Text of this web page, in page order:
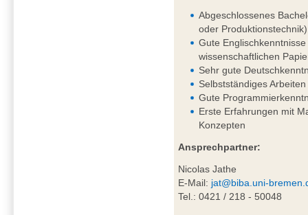
Abgeschlossenes
oder Produktionstechnik)
Gute
wissenschaftlichen
Sehr gute
Selbstständiges
Gute
Erste Erfahrungen mit
Konzepten
Ansprechpartner:
Nicolas Jathe
E-Mail: jat@biba.uni-
Tel.: 0421 / 218 - 50048